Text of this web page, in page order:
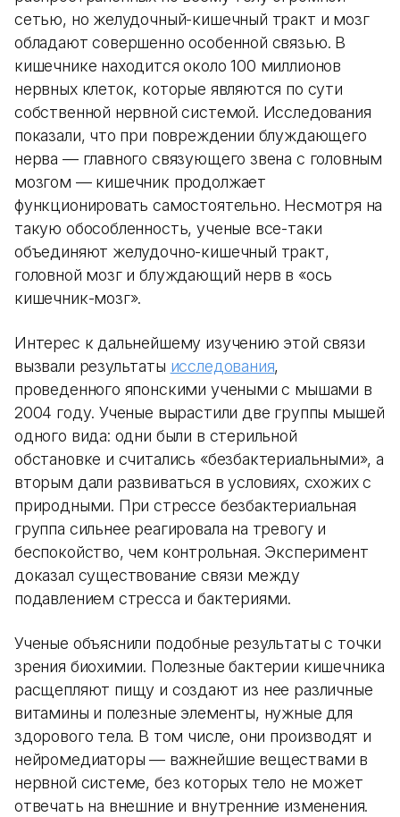
сетью, но желудочный-кишечный тракт и мозг
обладают совершенно особенной связью. В
кишечнике находится около 100 миллионов
нервных клеток, которые являются по сути
собственной нервной системой. Исследования
показали, что при повреждении блуждающего
нерва — главного связующего звена с головным
мозгом — кишечник продолжает
функционировать самостоятельно. Несмотря на
такую обособленность, ученые все-таки
объединяют желудочно-кишечный тракт,
головной мозг и блуждающий нерв в «ось
кишечник-мозг».
Интерес к дальнейшему изучению этой связи
вызвали результаты исследования,
проведенного японскими учеными с мышами в
2004 году. Ученые вырастили две группы мышей
одного вида: одни были в стерильной
обстановке и считались «безбактериальными», а
вторым дали развиваться в условиях, схожих с
природными. При стрессе безбактериальная
группа сильнее реагировала на тревогу и
беспокойство, чем контрольная. Эксперимент
доказал существование связи между
подавлением стресса и бактериями.
Ученые объяснили подобные результаты с точки
зрения биохимии. Полезные бактерии кишечника
расщепляют пищу и создают из нее различные
витамины и полезные элементы, нужные для
здорового тела. В том числе, они производят и
нейромедиаторы — важнейшие веществами в
нервной системе, без которых тело не может
отвечать на внешние и внутренние изменения.